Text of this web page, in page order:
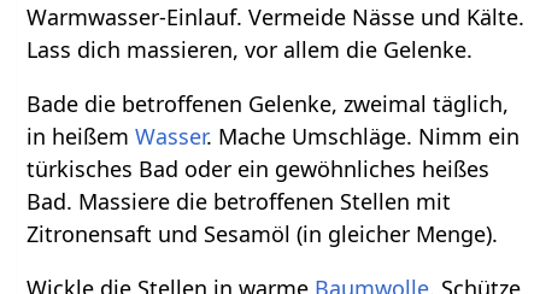
Warmwasser-Einlauf. Vermeide Nässe und Kälte.
Lass dich massieren, vor allem die Gelenke.
Bade die betroffenen Gelenke, zweimal täglich,
in heißemWasser. Mache Umschläge. Nimm ein
türkisches Bad oder ein gewöhnliches heißes
Bad. Massiere die betroffenen Stellen mit
Zitronensaft und Sesamöl (in gleicher Menge).
Wickle die Stellen in warme Baumwolle. Schütze